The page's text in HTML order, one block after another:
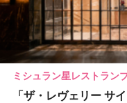
ミシュラン星レストラン
「ザ・レヴェリー サ